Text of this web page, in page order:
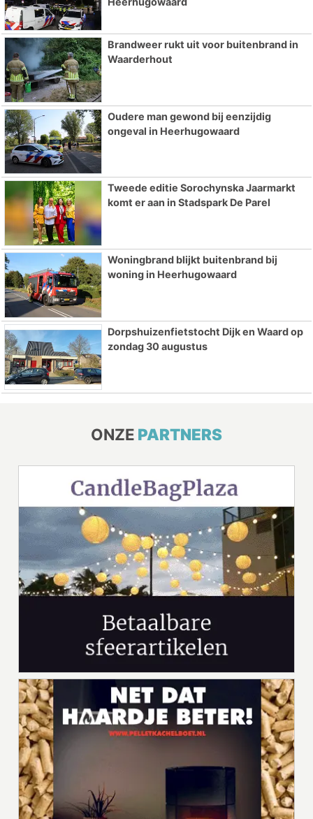
Brandweer rukt uit voor buitenbrand in
Waarderhout
Oudere man gewond bij eenzijdig
ongeval in Heerhugowaard
Tweede editie Sorochynska Jaarmarkt
komt er aan in Stadspark De Parel
Woningbrand blijkt buitenbrand bij
woning in Heerhugowaard
Dorpshuizenfietstocht Dijk en Waard op
zondag 30 augustus
ONZE PARTNERS